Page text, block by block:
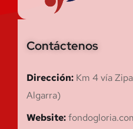
Contáctenos
Dirección: Km 4 vía
Algarra)
Website: